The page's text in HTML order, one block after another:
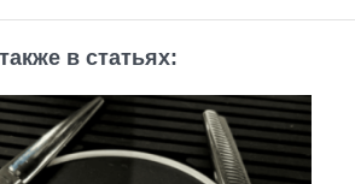
в статьях: